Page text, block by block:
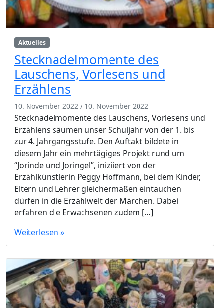
Aktuelles
Stecknadelmomente des
Lauschens, Vorlesens und
Erzählens
10. November 2022 / 10. November 2022
Stecknadelmomente des Lauschens, Vorlesens und
Erzählens säumen unser Schuljahr von der 1. bis
zur 4. Jahrgangsstufe. Den Auftakt bildete in
diesem Jahr ein mehrtägiges Projekt rund um
“Jorinde und Joringel”, iniziiert von der
Erzählkünstlerin Peggy Hoffmann, bei dem Kinder,
Eltern und Lehrer gleichermaßen eintauchen
dürfen in die Erzählwelt der Märchen. Dabei
erfahren die Erwachsenen zudem […]
Weiterlesen »